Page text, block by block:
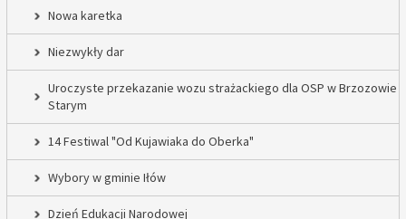
Nowa karetka
Niezwykły dar
Uroczyste przekazanie wozu strażackiego dla OSP w Brzozowie
Starym
14 Festiwal "Od Kujawiaka do Oberka"
Wybory w gminie Iłów
Dzień Edukacji Narodowej